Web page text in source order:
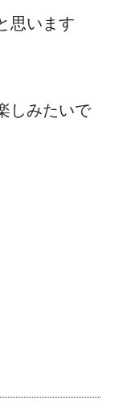
思います
しみたいで